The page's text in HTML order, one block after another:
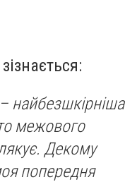
найбезшкірніша
межового
Декому
попередня